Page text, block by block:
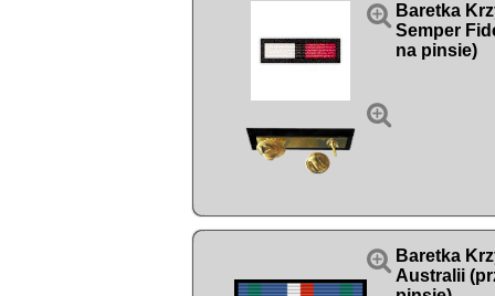


Baretka
Semper
na pinsie)
 Baretka
Australii